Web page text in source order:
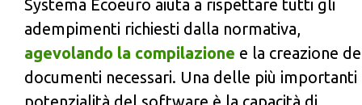
Systema Ecoeuro aiuta a rispettare tutti gli
adempimenti richiesti dalla normativa,
agevolando la compilazione e la creazione
documenti necessari. Una delle più importanti